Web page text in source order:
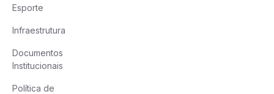
Esporte
Infraestrutura
Documentos
Institucionais
Política de